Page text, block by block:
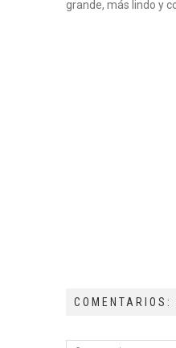
grande, más lindo y
COMENTARIOS: